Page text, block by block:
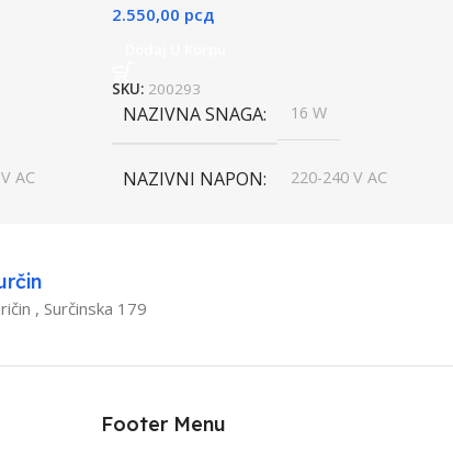
AC
2.550,00 рсд
SKU: 200293
NAZIVNA SNAGA 16 W
NAZIVNI NAPON 220-240 V AC
DIMENZIJE
MATERIJAL Aluminijum
VRSTA LEDA
, Surčinska 179
Footer Menu